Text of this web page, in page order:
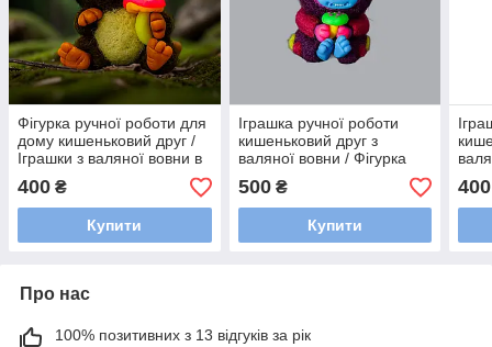
Фігурка ручної роботи для
дому кишеньковий друг /
Іграшки з валяної вовни в
400 ₴
Купити
Іграшка ручної роботи
кишеньковий друг з
валяної вовни / Фігурка
подарункова
500₴
Купити
400
Про нас
100% позитивних з 13 відгуків за рік